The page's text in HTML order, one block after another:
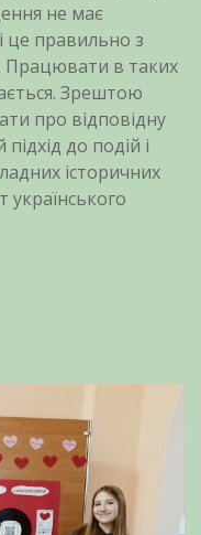
не має
це правильно з
Працювати в таких
Зрештою
про відповідну
до подій і
історичних
українського